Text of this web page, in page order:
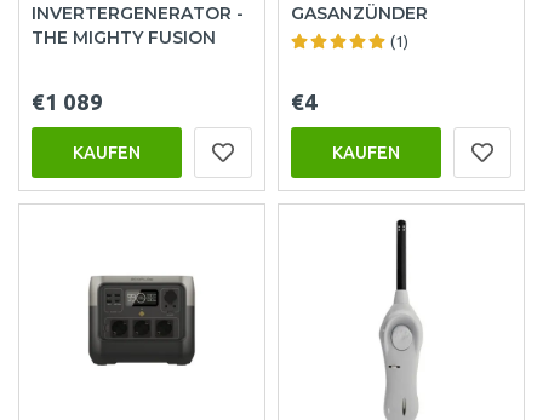
INVERTERGENERATOR -
THE MIGHTY FUSION
€1 089
KAUFEN
GASANZÜNDER
(1)
€4
KAUFEN